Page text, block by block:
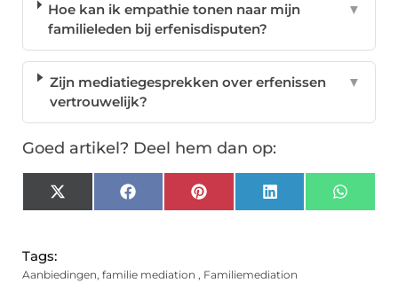
Hoe kan ik empathie tonen naar mijn
familieleden bij erfenisdisputen?
▼
Zijn mediatiegesprekken over erfenissen
vertrouwelijk?
▼
Goed artikel? Deel hem dan op:
X
(Twitter)
FacebookPinterest LinkedIn
Tags:
Aanbiedingen, familie mediation , Familiemediation